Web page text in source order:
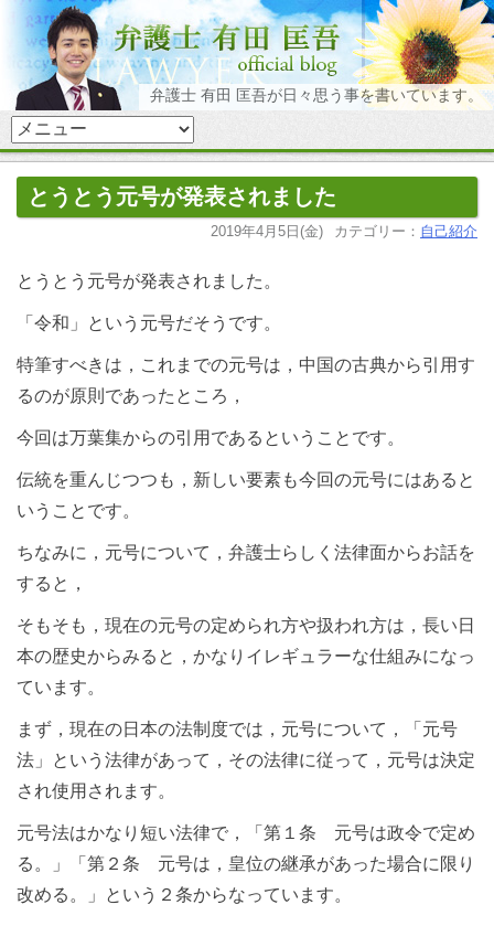
弁護士 有田 匡吾が日々思う事を書いています。
とうとう元号が発表されました
2019年4月5日(金) カテゴリー： 自己紹介
とうとう元号が発表されました。
「令和」という元号だそうです。
特筆すべきは，これまでの元号は，中国の古典から引用す
るのが原則であったところ，
今回は万葉集からの引用であるということです。
伝統を重んじつつも，新しい要素も今回の元号にはあると
いうことです。
ちなみに，元号について，弁護士らしく法律面からお話を
すると，
そもそも，現在の元号の定められ方や扱われ方は，長い日
本の歴史からみると，かなりイレギュラーな仕組みになっ
ています。
まず，現在の日本の法制度では，元号について，「元号
法」という法律があって，その法律に従って，元号は決定
され使用されます。
元号法はかなり短い法律で，「第１条 元号は政令で定め
る。」「第２条 元号は，皇位の継承があった場合に限り
改める。」という２条からなっています。